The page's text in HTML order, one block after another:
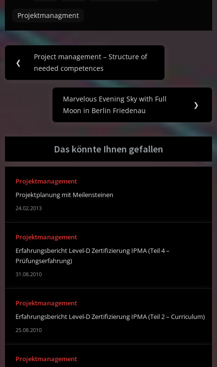
Projektmanagment
Post
navigation
❮
Previous
Post:
Project management – Structure of
needed competences
Next
Post:
Marvelous Evening Sky with Full
Moon in Berlin Friedenau
❯
Das könnte Ihnen gefallen
Projektmanagement
Projektplanung mit Meilensteinen
24.02.2013
Projektmanagement
Erfahrungsbericht Level-D Zertifizierung IPMA (Teil 4 –
Prüfungserfahrung)
31.08.2010
Projektmanagement
Erfahrungsbericht Level-D Zertifizierung IPMA (Teil 2 – Curriculum)
25.08.2010
Projektmanagement